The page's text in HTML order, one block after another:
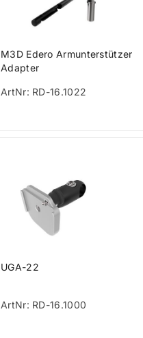
M3D Edero Armunterstützer
Adapter
ArtNr: RD-16.1022
UGA-22
ArtNr: RD-16.1000